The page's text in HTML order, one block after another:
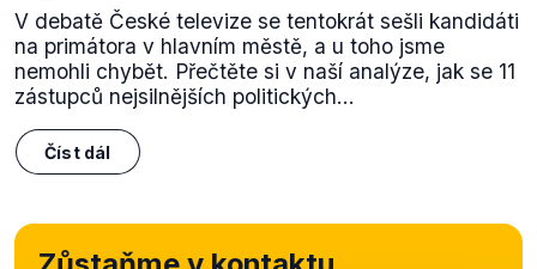
V debatě České televize se tentokrát sešli kandidáti
na primátora v hlavním městě, a u toho jsme
nemohli chybět. Přečtěte si v naší analýze, jak se 11
zástupců nejsilnějších politických...
Číst dál